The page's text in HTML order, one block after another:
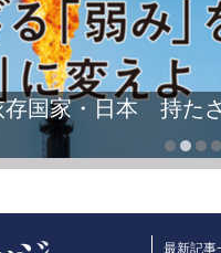
存国家・日本 持た
最新記事